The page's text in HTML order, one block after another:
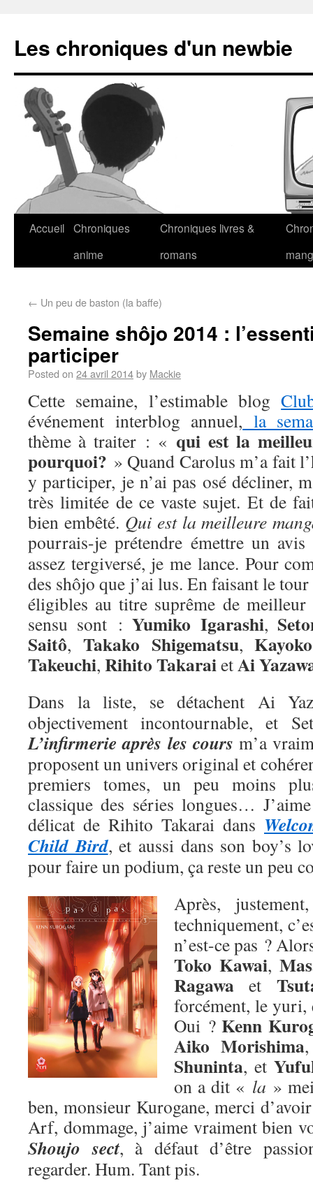
Les chroniques d'un newbie
Accueil Chroniques
anime
Chroniques livres &
romans
← Un peu de baston (la baffe)
Semaine shôjo 2014 :
participer
Posted on 24 avril 2014by Mackie
Cette semaine, l’estimable blog
événement interblog annuel, la
thème à traiter : « qui est la
pourquoi? » Quand Carolus m’a fait
y participer, je n’ai pas osé décliner,
très limitée de ce vaste sujet. Et de
bien embêté. Qui est la meilleure
pourrais-je prétendre émettre un
assez tergiversé, je me lance. Pour
des shôjo que j’ai lus. En faisant le tour
éligibles au titre suprême de
sensu sont :Yumiko Igarashi,
Saitô, Takako Shigematsu,Kayoko
Takeuchi, Rihito TakaraietAi
Dans la liste, se détachent Ai
objectivement incontournable, et
L’infirmerie après les cours m’a
proposent un univers original et
premiers tomes, un peu moins
classique des séries longues…
délicat de Rihito Takarai dans
Child Bird, et aussi dans son boy’s
pour faire un podium, ça reste un peu
Après,
techniquement,
n’est-ce pas ?
Toko Kawai,
Ragawa et
forcément, le yuri,
Oui ?Kenn
Aiko Morishima
Shuninta, et
on a dit « la »
ben, monsieur Kurogane, merci
Arf, dommage, j’aime vraiment bien
Shoujo sect, à défaut d’être
regarder. Hum. Tant pis.